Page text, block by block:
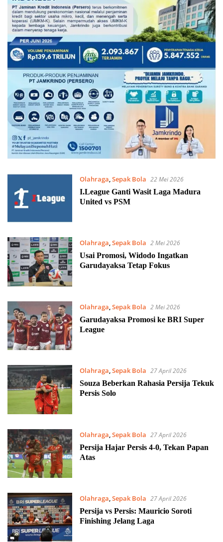
Olahraga,Sepak Bola 22 Mei 2026
I.League Ganti Wasit Laga Madura
United vs PSM
Olahraga,Sepak Bola 2 Mei 2026
Usai Promosi, Widodo Ingatkan
Garudayaksa Tetap Fokus
Olahraga Sepak Bola 2 Mei 2026
Garudayaksa Promosi ke BRI Super
League
Olahraga,Sepak Bola 27 April 2026
Souza Beberkan Rahasia Persija Tekuk
Persis Solo
Olahraga Sepak Bola 27 April 2026
Persija Hajar Persis 4-0, Tekan Papan
Atas
Olahraga,Sepak Bola 27 April 2026
Persija vs Persis: Mauricio Soroti
Finishing Jelang Laga